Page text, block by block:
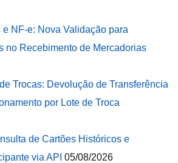
e NF-e: Nova Validação para
no Recebimento de Mercadorias
Trocas: Devolução de Transferência
por Lote de Troca
de Cartões Históricos e
via API 05/08/2026